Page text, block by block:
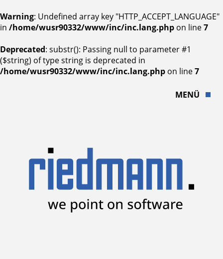
Warning: Undefined array key "HTTP_ACCEPT_LANGUAGE"
in /home/wusr90332/www/inc/inc.lang.php on line7
Deprecated: substr(): Passing null to parameter #1
($string) of type string is deprecated in
/home/wusr90332/www/inc/inc.lang.php on line7
MENÜ